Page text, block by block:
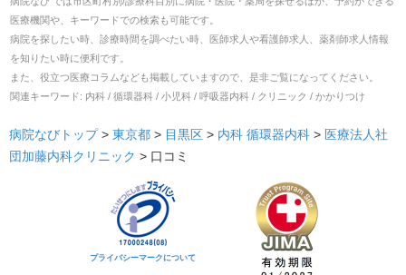
医療機関や、キーワードでの検索も可能です。
病院を探したい時、診療時間を調べたい時、医師求人や看護師求人、薬剤師求人情報
を知りたい時に便利です。
また、役立つ医療コラムなども掲載していますので、是非ご覧になってください。
関連キーワード: 内科 / 循環器科 / 小児科 / 呼吸器内科 / クリニック / かかりつけ
病院なびトップ > 東京都 > 目黒区 > 内科 循環器内科 > 医療法人社
団加藤内科クリニック > 口コミ
プライバシーマークについて